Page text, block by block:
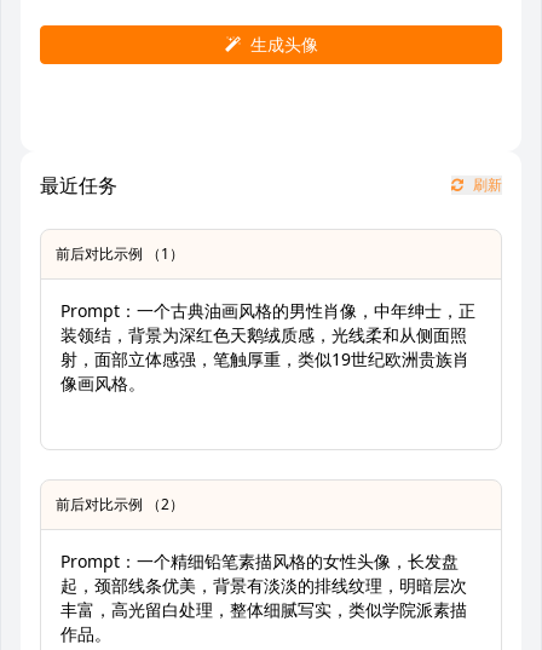
生成头像
最近任务 刷新
前后对比示例 （1）
Prompt：一个古典油画风格的男性肖像，中年绅士，正
装领结，背景为深红色天鹅绒质感，光线柔和从侧面照
射，面部立体感强，笔触厚重，类似19世纪欧洲贵族肖
像画风格。
前后对比示例 （2）
Prompt：一个精细铅笔素描风格的女性头像，长发盘
起，颈部线条优美，背景有淡淡的排线纹理，明暗层次
丰富，高光留白处理，整体细腻写实，类似学院派素描
作品。